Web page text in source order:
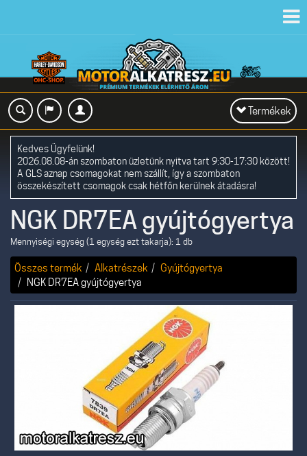
Toggle
navigation
Termékek
Kedves Ügyfelünk!
2026.08.08-án szombaton üzletünk nyitva tart 9:30-17:30 között!
A GLS aznap csomagokat nem szállít, így a szombaton
összekészített csomagok csak hétfőn kerülnek átadásra!
NGK DR7EA gyújtógyertya
Mennyiségi egység (1 egység ezt takarja): 1 db
Összes termék Alkatrészek
Gyújtógyertya
NGK DR7EA gyújtógyertya